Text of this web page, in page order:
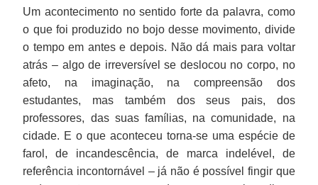
Um acontecimento no sentido forte da palavra, como
o que foi produzido no bojo desse movimento, divide
o tempo em antes e depois. Não dá mais para voltar
atrás – algo de irreversível se deslocou no corpo, no
afeto, na imaginação, na compreensão dos
estudantes, mas também dos seus pais, dos
professores, das suas famílias, na comunidade, na
cidade. E o que aconteceu torna-se uma espécie de
farol, de incandescência, de marca indelével, de
referência incontornável – já não é possível fingir que